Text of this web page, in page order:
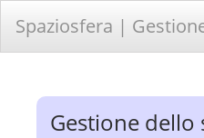
Spaziosfera |
Gestione dello